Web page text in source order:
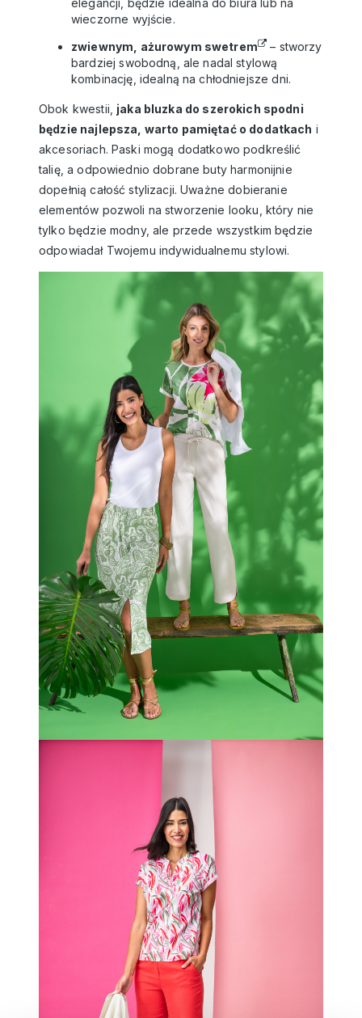
elegancji, będzie idealna do biura lub na
wieczorne wyjście.
zwiewnym, ażurowym swetrem
– stworzy
bardziej swobodną, ale nadal stylową
kombinację, idealną na chłodniejsze dni.
Obok kwestii, jaka bluzka do szerokich spodni
będzie najlepsza, warto pamiętać o dodatkach i
akcesoriach. Paski mogą dodatkowo podkreślić
talię, a odpowiednio dobrane buty harmonijnie
dopełnią całość stylizacji. Uważne dobieranie
elementów pozwoli na stworzenie looku, który nie
tylko będzie modny, ale przede wszystkim będzie
odpowiadał Twojemu indywidualnemu stylowi.